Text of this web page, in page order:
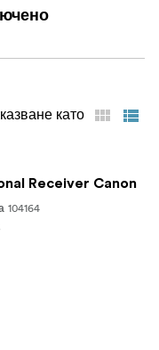
като
Receiver Canon
104164